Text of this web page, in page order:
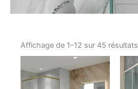
Affichage de 1–12 sur 45 résultats